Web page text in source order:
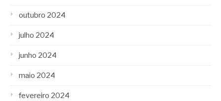
outubro 2024
julho 2024
junho 2024
maio 2024
fevereiro 2024